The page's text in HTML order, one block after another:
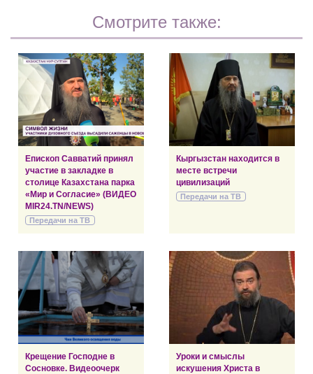
Смотрите также:
Епископ Савватий принял
участие в закладке в
столице Казахстана парка
«Мир и Согласие» (ВИДЕО
MIR24.TN/NEWS)
Передачи на ТВ
Кыргызстан находится в
месте встречи
цивилизаций
Передачи на ТВ
Крещение Господне в
Сосновке. Видеоочерк
Уроки и смыслы
искушения Христа в